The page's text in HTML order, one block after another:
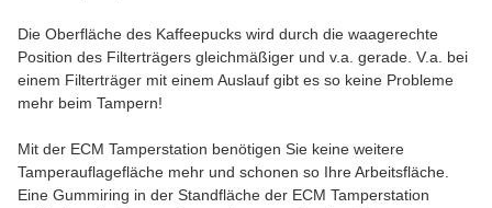
Die Oberfläche des Kaffeepucks wird durch die waagerechte
Position des Filterträgers gleichmäßiger und v.a. gerade. V.a. bei
einem Filterträger mit einem Auslauf gibt es so keine Probleme
mehr beim Tampern!
Mit der ECM Tamperstation benötigen Sie keine weitere
Tamperauflagefläche mehr und schonen so Ihre Arbeitsfläche.
Eine Gummiring in der Standfläche der ECM Tamperstation